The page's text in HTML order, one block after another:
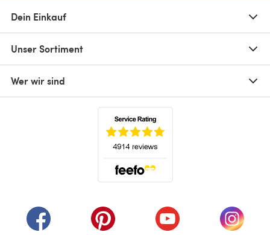
Dein Einkauf
Unser Sortiment
Wer wir sind
(öffnet sich in einem neuen Tab)
(öffnet sich in einem neuen Tab)
(öffnet sich in einem
(öffnet